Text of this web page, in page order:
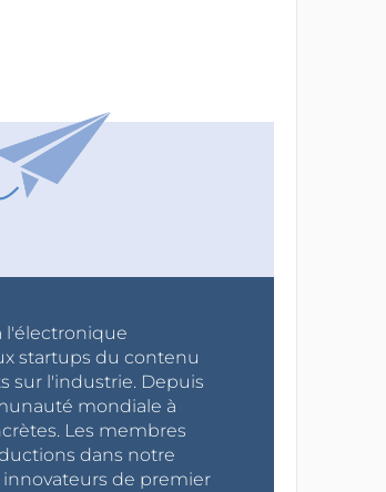
l'électronique
startups du contenu
sur l'industrie. Depuis
mondiale à
Les membres
dans notre
de premier